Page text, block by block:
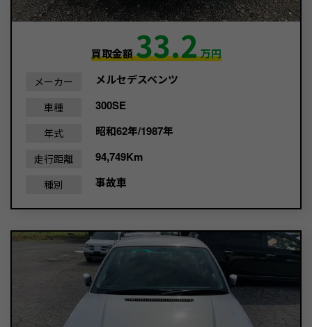
買取金額33.2万円
メーカー メルセデスベンツ
車種 300SE
年式 昭和62年/1987年
走行距離 94,749Km
種別 事故車